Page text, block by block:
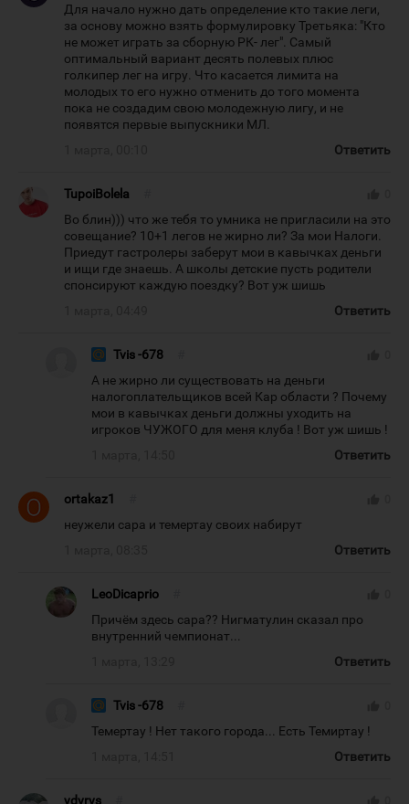
Для начало нужно дать определение кто такие леги,
за основу можно взять формулировку Третьяка: "Кто
не может играть за сборную РК- лег". Самый
оптимальный вариант десять полевых плюс
голкипер лег на игру. Что касается лимита на
молодых то его нужно отменить до того момента
пока не создадим свою молодежную лигу, и не
появятся первые выпускники МЛ.
Ответить
TupoiBolela
Во блин))) что же тебя то умника не пригласили на это
совещание? 10+1 легов не жирно ли? За мои Налоги.
Приедут гастролеры заберут мои в кавычках деньги
и ищи где знаешь. А школы детские пусть родители
спонсируют каждую поездку? Вот уж шишь
Ответить
Tvis -678
А не жирно ли существовать на деньги
налогоплательщиков всей Кар области ? Почему
мои в кавычках деньги должны уходить на
игроков ЧУЖОГО для меня клуба ! Вот уж шишь !
Ответить
ortakaz1
неужели сара и темертау своих набирут
Ответить
LeoDicaprio
Причём здесь сара?? Нигматулин сказал про
внутренний чемпионат...
Ответить
Tvis -678
Темертау ! Нет такого города... Есть Темиртау !
Ответить
ydyrys